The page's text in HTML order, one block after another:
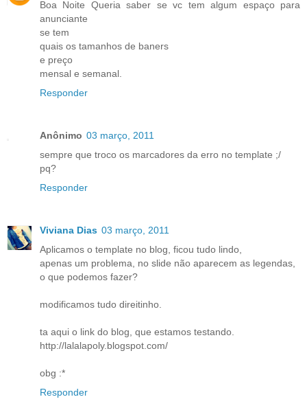
Boa Noite Queria saber se vc tem algum espaço para
anunciante
se tem
quais os tamanhos de baners
e preço
mensal e semanal.
Responder
Anônimo 03 março, 2011
sempre que troco os marcadores da erro no template ;/
pq?
Responder
Viviana Dias 03 março, 2011
Aplicamos o template no blog, ficou tudo lindo,
apenas um problema, no slide não aparecem as legendas,
o que podemos fazer?
modificamos tudo direitinho.
ta aqui o link do blog, que estamos testando.
http://lalalapoly.blogspot.com/
obg :*
Responder